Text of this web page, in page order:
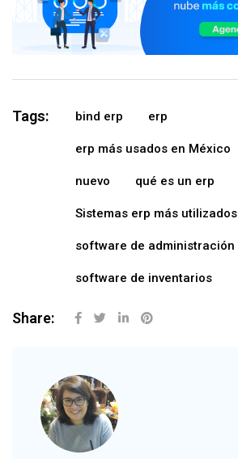
Tags: bind erp erp
erp más usados en México
nuevo qué es un erp
Sistemas erp más utilizados
software de administración
software de inventarios
Share: